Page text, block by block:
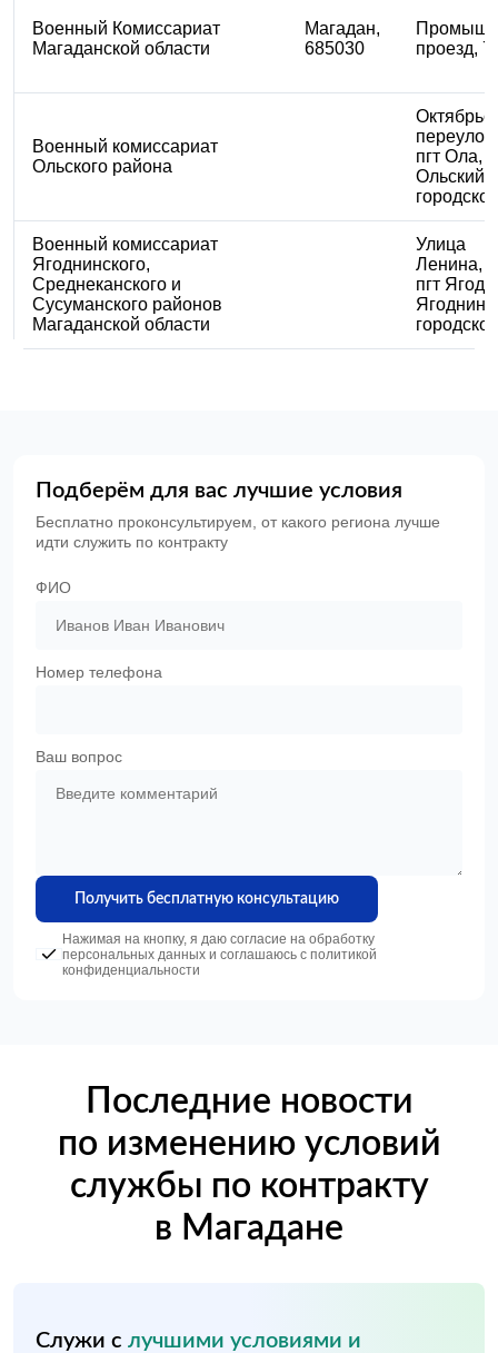
Военный Комиссариат
Магаданской области
Магадан,
685030
проезд,
Военный комиссариат
Ольского района
пгт Ола,
Ольский
Военный комиссариат
Ягоднинского,
Среднеканского и
Сусуманского районов
Магаданской области
​Улица
Ленина,
пгт
Подберём для вас лучшие условия
Бесплатно проконсультируем, от какого региона лучше
идти служить по контракту
ФИО
Номер телефона
Ваш вопрос
Получить бесплатную консультацию
Нажимая на кнопку, я даю согласие на обработку
персональных данных и соглашаюсь c политикой
конфиденциальности
Последние новости
по изменению условий
службы по контракту
в Магадане
Служи с лучшими условиями и